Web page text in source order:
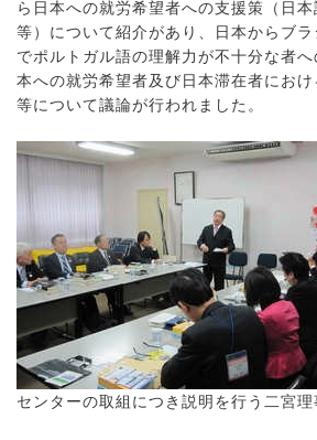
ら日本への就労希望者への支援策（日
等）について紹介があり、日本からブ
でポルトガル語の理解力が不十分な者
本への就労希望者及び日本滞在者にお
等について議論が行われました。
センターの取組につき説明を行う二宮理